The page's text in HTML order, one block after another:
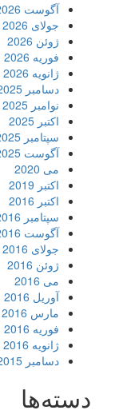
آگوست 2026
جولای 2026
ژوئن 2026
فوریه 2026
ژانویه 2026
دسامبر 2025
نوامبر 2025
اکتبر 2025
سپتامبر 2025
آگوست 2025
می 2020
اکتبر 2019
اکتبر 2016
سپتامبر 2016
آگوست 2016
جولای 2016
ژوئن 2016
می 2016
آوریل 2016
مارس 2016
فوریه 2016
ژانویه 2016
دسامبر 2015
دسته‌ها